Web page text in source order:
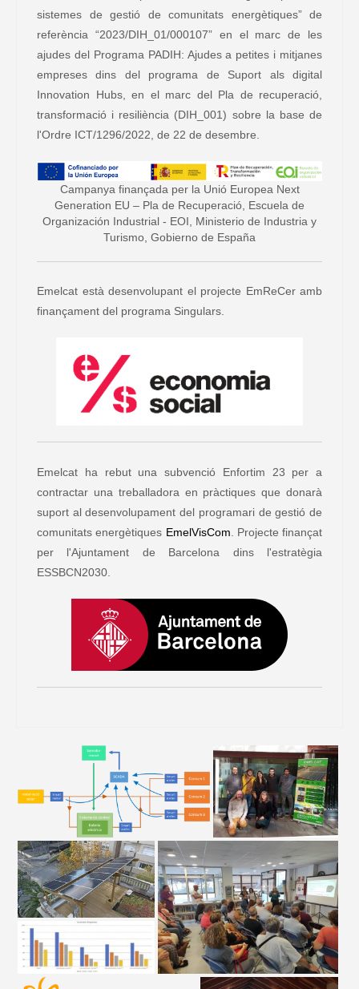
sistemes de gestió de comunitats energètiques” de
referència “2023/DIH_01/000107” en el marc de les
ajudes del Programa PADIH: Ajudes a petites i mitjanes
empreses dins del programa de Suport als digital
Innovation Hubs, en el marc del Pla de recuperació,
transformació i resiliència (DIH_001) sobre la base de
l'Ordre ICT/1296/2022, de 22 de desembre.
Campanya finançada per la Unió Europea Next
Generation EU – Pla de Recuperació, Escuela de
Organización Industrial - EOI, Ministerio de Industria y
Turismo, Gobierno de España
Emelcat està desenvolupant el projecte EmReCer amb
finançament del programa Singulars.
Emelcat ha rebut una subvenció Enfortim 23 per a
contractar una treballadora en pràctiques que donarà
suport al desenvolupament del programari de gestió de
comunitats energètiques EmelVisCom . Projecte finançat
per l'Ajuntament de Barcelona dins l'estratègia
ESSBCN2030.